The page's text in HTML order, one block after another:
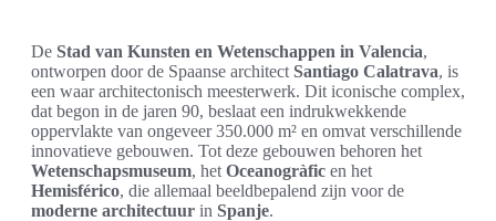
De Stad van Kunsten en Wetenschappen in Valencia,
ontworpen door de Spaanse architect Santiago Calatrava, is
een waar architectonisch meesterwerk. Dit iconische complex,
dat begon in de jaren 90, beslaat een indrukwekkende
oppervlakte van ongeveer 350.000 m² en omvat verschillende
innovatieve gebouwen. Tot deze gebouwen behoren het
Wetenschapsmuseum, het Oceanogràfic en het
Hemisférico, die allemaal beeldbepalend zijn voor de
moderne architectuur in Spanje.